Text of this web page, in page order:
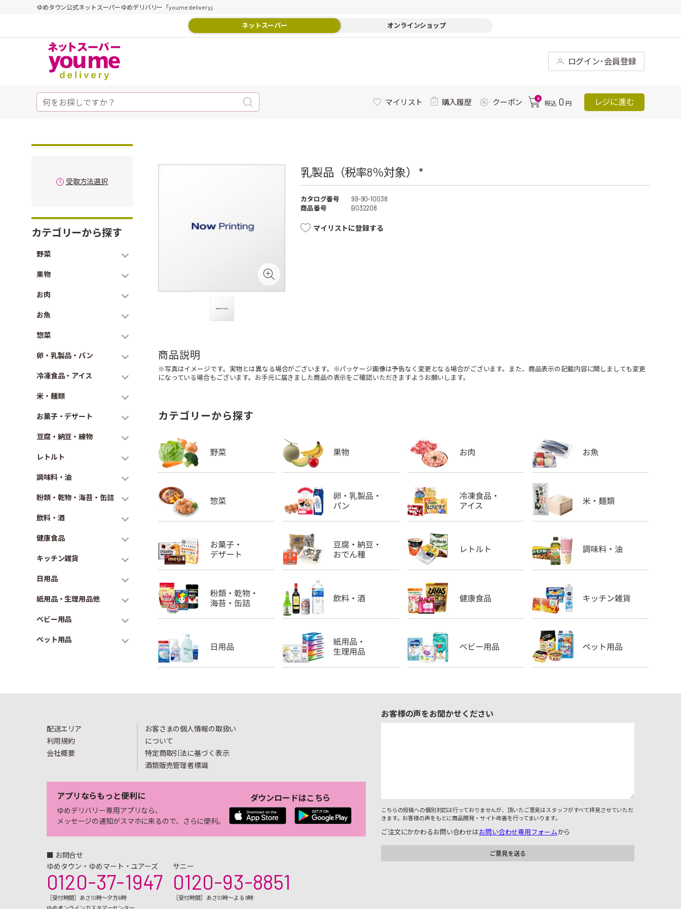
ゆめタウン公式ネットスーパーゆめデリバリー「youme delivery」
ネットスーパー オンラインショップ
ログイン･会員登録
マイリスト 購入履歴 クーポン 0
税込 0 円 レジに進む
受取方法選択
カテゴリーから探す
野菜
果物
お肉
お魚
惣菜
卵・乳製品・パン
冷凍食品・アイス
米・麺類
お菓子・デザート
豆腐・納豆・練物
レトルト
調味料・油
粉類・乾物・海苔・缶詰
飲料・酒
健康食品
キッチン雑貨
日用品
紙用品・生理用品他
ベビー用品
ペット用品
乳製品（税率8％対象） *
カタログ番号
99-90-10038
商品番号
B032208
マイリストに登録する
商品説明
※写真はイメージです。実物とは異なる場合がございます。※パッケージ画像は予告なく変更となる場合がございます。また、商品表示の記載内容に関しましても変更
になっている場合もございます。お手元に届きました商品の表示をご確認いただきますようお願いします。
カテゴリーから探す
配送エリア
利用規約
会社概要
お客さまの個人情報の取扱い
について
特定商取引法に基づく表示
酒類販売管理者標識
アプリならもっと便利に
ゆめデリバリー専用アプリなら、
メッセージの通知がスマホに来るので、さらに便利。
ダウンロードはこちら
■ お問合せ
ゆめタウン・ゆめマート・ユアーズ
0120-37-1947
［受付時間］あさ10時～夕方6時
サニー
0120-93-8851
［受付時間］あさ10時～よる9時
お客様の声をお聞かせください
こちらの投稿への個別対応は行っておりませんが、頂いたご意見はスタッフがすべて拝見させていただ
きます。お客様の声をもとに商品開発・サイト改善を行ってまいります。
ご注文にかかわるお問い合わせはお問い合わせ専用フォームから